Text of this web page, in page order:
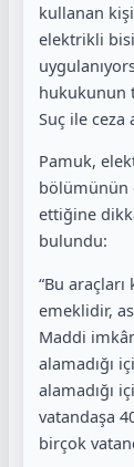
kullanan
elektrikli
hukukunun
Suç ile ceza
Pamuk,
bölümünün
ettiğine
bulundu:
“Bu
emeklidir,
Maddi
alamadığı
alamadığı
vatandaşa
birçok